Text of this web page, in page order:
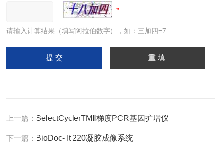
请输入计算结果（填写阿拉伯数字），如：三加四=7
上一篇： SelectCyclerTMⅡ梯度PCR基因扩增仪
下一篇： BioDoc- It 220凝胶成像系统